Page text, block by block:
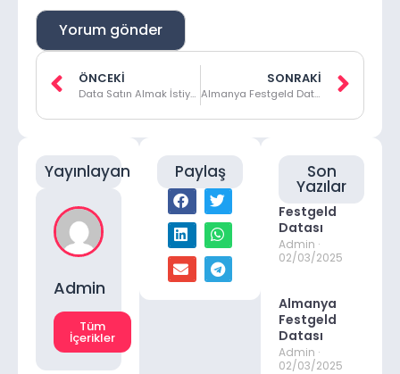
ÖNCEKI
Data Satın Almak İstiyorum
SONRAKI
Almanya Festgeld Datası
Yayınlayan
Admin
Tüm
İçerikler
Paylaş Son
Yazılar
Festgeld
Datası
Admin
02/03/2025
Almanya
Festgeld
Datası
Admin
02/03/2025